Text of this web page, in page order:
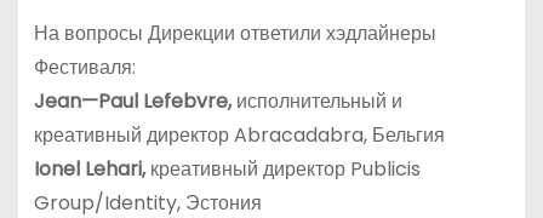
На вопросы Дирекции ответили хэдлайнеры
Фестиваля:
Jean—Paul Lefebvre,исполнительный и
креативный директор Abracadabra, Бельгия
Ionel Lehari,креативный директор Publicis
Group/Identity, Эстония